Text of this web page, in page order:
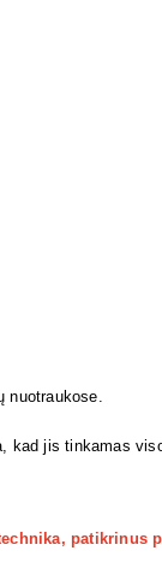
nuotraukose.
kad jis tinkamas
patikrinus